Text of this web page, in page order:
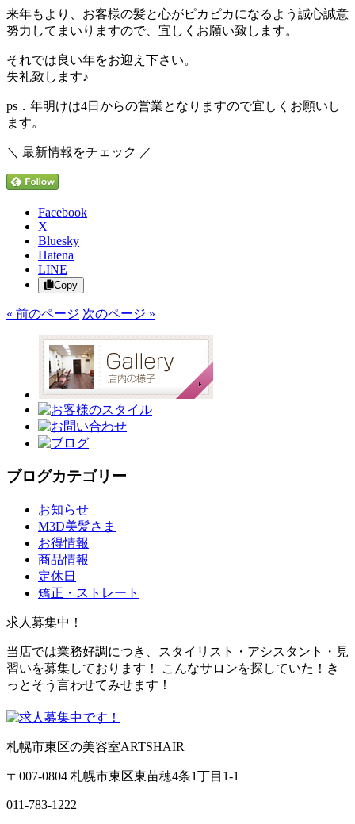
来年もより、お客様の髪と心がピカピカになるよう誠心誠意
努力してまいりますので、宜しくお願い致します。
それでは良い年をお迎え下さい。
失礼致します♪
ps．年明けは4日からの営業となりますので宜しくお願いし
ます。
＼ 最新情報をチェック ／
Facebook
X
Bluesky
Hatena
LINE
Copy
« 前のページ 次のページ »
ブログカテゴリー
お知らせ
M3D美髪さま
お得情報
商品情報
定休日
矯正・ストレート
求人募集中！
当店では業務好調につき、スタイリスト・アシスタント・見
習いを募集しております！ こんなサロンを探していた！き
っとそう言わせてみせます！
札幌市東区の美容室ARTSHAIR
〒007-0804 札幌市東区東苗穂4条1丁目1-1
011-783-1222